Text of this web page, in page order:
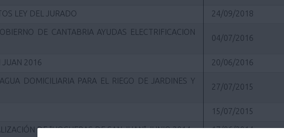
LEY DEL JURADO 24/09/2018
DE CANTABRIA AYUDAS ELECTRIFICACION
04/07/2016
JUAN 2016 20/06/2016
DOMICILIARIA PARA EL RIEGO DE JARDINES Y
27/07/2015
15/07/2015
DE "HOGUERAS DE SAN JUAN" JUNIO 2014 17/06/2014